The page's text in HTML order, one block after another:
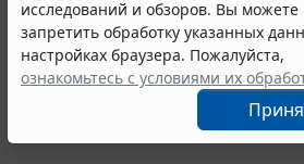
исследований и обзоров. Вы можете
запретить обработку указанных
настройках браузера. Пожалуйста,
ознакомьтесь с условиями их
Правила использования портала.
Портал ГАРАНТ.РУ зарегистрирован
надзору в сфере
(Роскомнадзором), Эл № ФС77-58365
ООО "НПП "ГАРАНТ-СЕРВИС", 119234,
Разработчик ЭПС Система ГАРАНТ –